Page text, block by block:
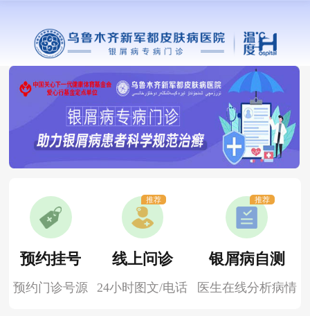
预约挂号
预约门诊号源
线上问诊
24小时图文/电话
推荐
银屑病自测
医生在线分析病情
推荐